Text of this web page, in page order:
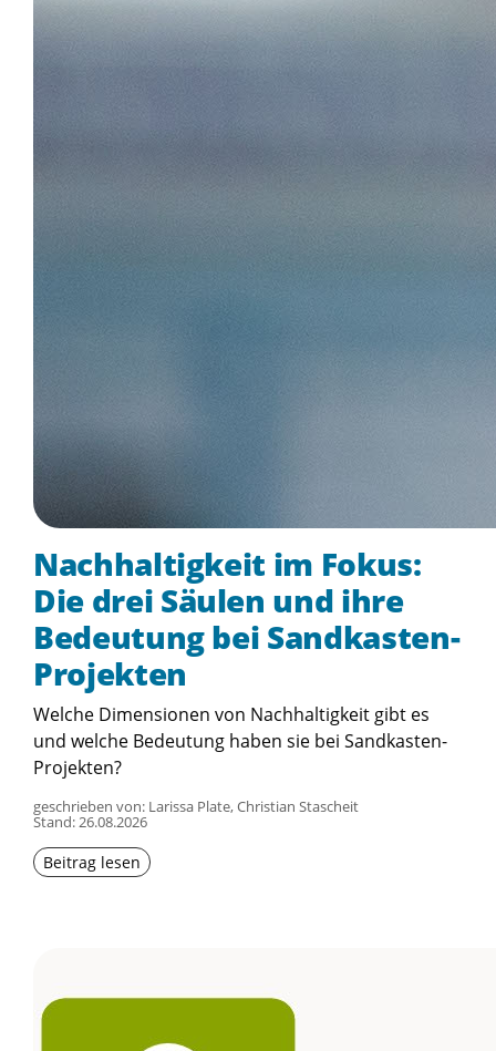
Nachhaltigkeit im Fokus:
Die drei Säulen und ihre
Bedeutung bei Sandkasten-
Projekten
Welche Dimensionen von Nachhaltigkeit gibt es
und welche Bedeutung haben sie bei Sandkasten-
Projekten?
geschrieben von: Larissa Plate, Christian Stascheit
Stand:26.08.2026
Beitrag lesen